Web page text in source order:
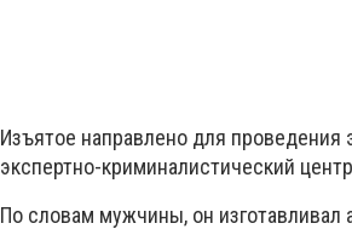
Изъятое направлено для проведения
экспертно-криминалистический
По словам мужчины, он